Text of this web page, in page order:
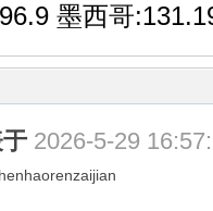
墨西哥
2026-5-29